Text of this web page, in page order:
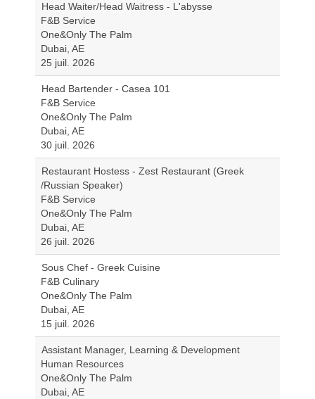
Head Waiter/Head Waitress - L'abysse
F&B Service
One&Only The Palm
Dubai, AE
25 juil. 2026
Head Bartender - Casea 101
F&B Service
One&Only The Palm
Dubai, AE
30 juil. 2026
Restaurant Hostess - Zest Restaurant (Greek
/Russian Speaker)
F&B Service
One&Only The Palm
Dubai, AE
26 juil. 2026
Sous Chef - Greek Cuisine
F&B Culinary
One&Only The Palm
Dubai, AE
15 juil. 2026
Assistant Manager, Learning & Development
Human Resources
One&Only The Palm
Dubai, AE